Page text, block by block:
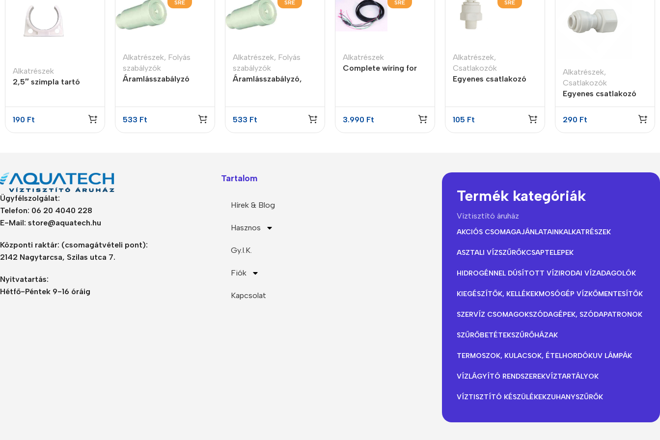
Alkatrészek
2,5″ szimpla tartó
190 Ft
SRE
Alkatrészek, Folyás
szabályzók
Áramlásszabályzó
533 Ft
SRE
Alkatrészek, Folyás
szabályzók
Áramlásszabályzó,
533 Ft
SRE
Alkatrészek
Complete wiring for
3.990 Ft
SRE
Alkatrészek,
Csatlakozók
Egyenes csatlakozó
105 Ft
Alkatrészek,
Csatlakozók
Egyenes csatlakozó
290 Ft
Ügyfélszolgálat:
Telefon: 06 20 4040 228
E-Mail: store@aquatech.hu
Központi raktár: (csomagátvételi pont):
2142 Nagytarcsa, Szilas utca 7.
Nyitvatartás:
Hétfő-Péntek 9-16 óráig
Tartalom
Hírek & Blog
Hasznos
Gy.I.K.
Fiók
Kapcsolat
Termék kategóriák
Víztisztító áruház
AKCIÓS CSOMAGAJÁNLATAINKALKATRÉSZEK
ASZTALI VÍZSZŰRŐKCSAPTELEPEK
HIDROGÉNNEL DÚSÍTOTT VÍZIRODAI VÍZADAGOLÓK
KIEGÉSZÍTŐK, KELLÉKEKMOSÓGÉP VÍZKŐMENTESÍTŐK
SZERVÍZ CSOMAGOKSZÓDAGÉPEK, SZÓDAPATRONOK
SZŰRŐBETÉTEKSZŰRŐHÁZAK
TERMOSZOK, KULACSOK, ÉTELHORDÓKUV LÁMPÁK
VÍZLÁGYÍTÓ RENDSZEREKVÍZTARTÁLYOK
VÍZTISZTÍTÓ KÉSZÜLÉKEKZUHANYSZŰRŐK